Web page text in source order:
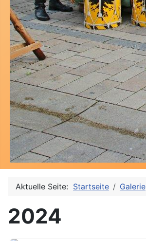
Aktuelle Seite: Startseite Galerie
2024